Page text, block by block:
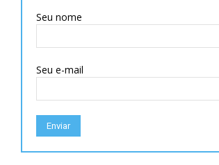
Seu nome
Seu e-mail